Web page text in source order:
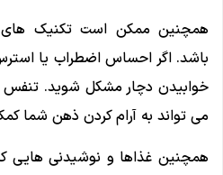
همچنین ممکن است تکنیک های
باشد. اگر احساس اضطراب یا
خوابیدن دچار مشکل شوید.
می تواند به آرام کردن ذهن شما
همچنین غذاها و نوشیدنی هایی